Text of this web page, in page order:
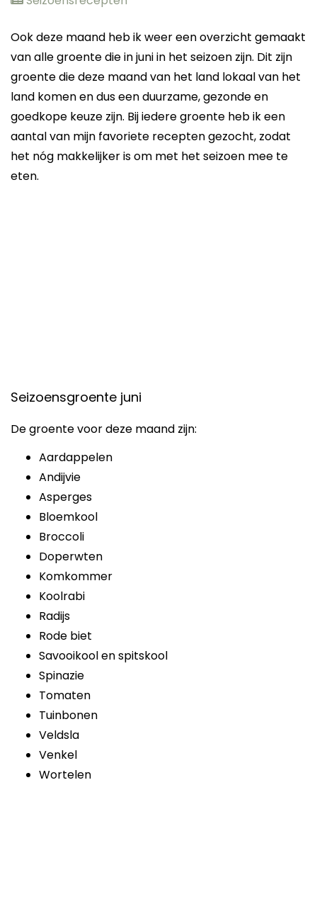
Ook deze maand heb ik weer een overzicht gemaakt
van alle groente die in juni in het seizoen zijn. Dit zijn
groente die deze maand van het land lokaal van het
land komen en dus een duurzame, gezonde en
goedkope keuze zijn. Bij iedere groente heb ik een
aantal van mijn favoriete recepten gezocht, zodat
het nóg makkelijker is om met het seizoen mee te
eten.
Seizoensgroente juni
De groente voor deze maand zijn:
Aardappelen
Andijvie
Asperges
Bloemkool
Broccoli
Doperwten
Komkommer
Koolrabi
Radijs
Rode biet
Savooikool en spitskool
Spinazie
Tomaten
Tuinbonen
Veldsla
Venkel
Wortelen